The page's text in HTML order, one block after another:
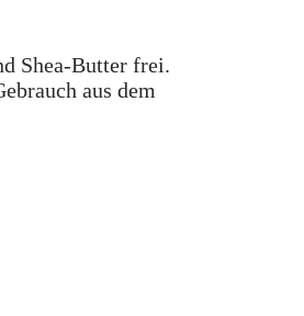
Shea-Butter frei.
aus dem